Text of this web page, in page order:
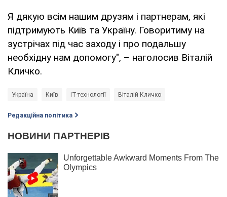
Я дякую всім нашим друзям і партнерам, які
підтримують Київ та Україну. Говоритиму на
зустрічах під час заходу і про подальшу
необхідну нам допомогу", – наголосив Віталій
Кличко.
Україна Київ IT-технології Віталій Кличко
Редакційна політика